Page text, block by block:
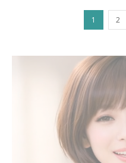
1 2